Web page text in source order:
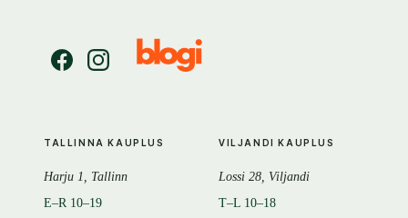
TALLINNA KAUPLUS
Harju 1, Tallinn
E–R 10–19
VILJANDI KAUPLUS
Lossi 28, Viljandi
T–L 10–18